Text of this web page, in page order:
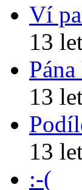
Ví
13
13
13
:-(